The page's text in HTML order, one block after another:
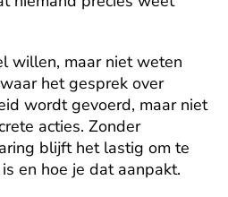
willen, maar niet weten
het gesprek over
wordt gevoerd, maar niet
acties. Zonder
blijft het lastig om te
en hoe je dat aanpakt.